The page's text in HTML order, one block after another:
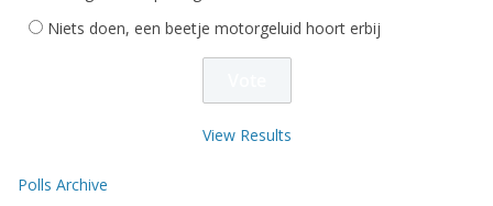
Niets doen, een beetje motorgeluid hoort erbij
View Results
Polls Archive